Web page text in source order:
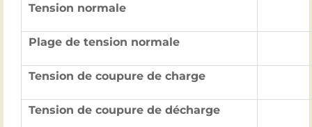
Tension normale
Plage de tension normale
Tension de coupure de charge
Tension de coupure de décharge